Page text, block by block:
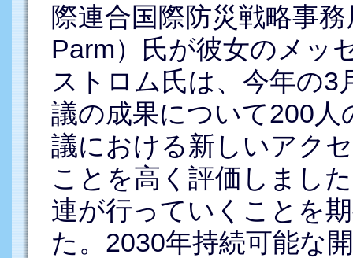
際連合国際防災戦略事
Parm）氏が彼女のメッ
ストロム氏は、今年の3
議の成果について200
議における新しいアク
ことを高く評価しまし
連が行っていくことを
た。2030年持続可能な